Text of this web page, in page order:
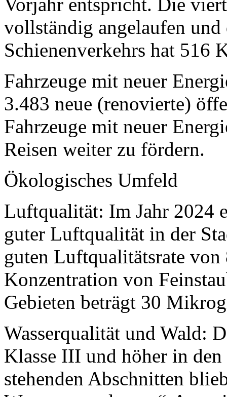
vollständig angelaufen und
Schienenverkehrs hat 516
Fahrzeuge mit neuer
3.483 neue (renovierte)
Fahrzeuge mit neuer
Reisen weiter zu fördern.
Ökologisches Umfeld
Luftqualität: Im Jahr 2024
guter Luftqualität in der
guten Luftqualitätsrate
Konzentration von
Gebieten beträgt 30
Wasserqualität und Wald:
Klasse III und höher in
stehenden Abschnitten